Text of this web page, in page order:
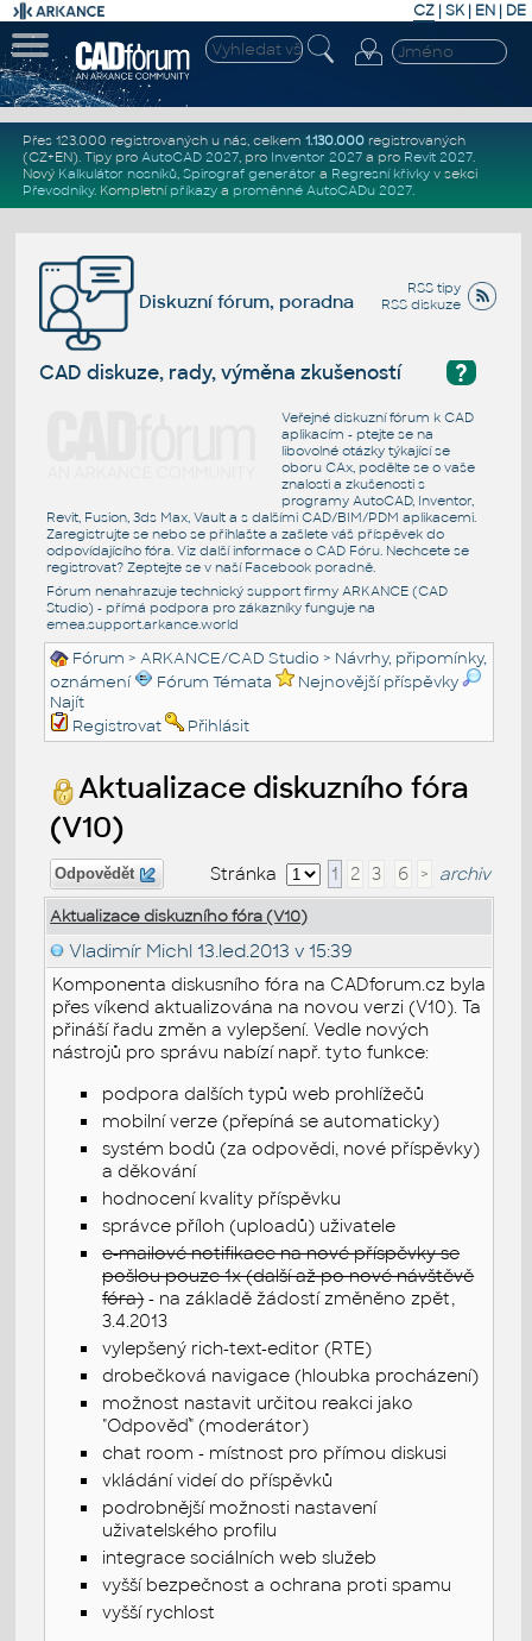
CZ | SK| EN | DE
Přes 123.000 registrovaných u nás, celkem 1.130.000registrovaných
(CZ+EN). Tipy pro AutoCAD 2027, pro Inventor 2027a pro Revit 2027.
Nový Kalkulátor nosníků, Spirograf generátor a Regresní křivkyv sekci
Převodníky. Kompletní příkazya proměnné AutoCADu 2027.
RSS tipy
RSS diskuze
Diskuzní fórum, poradna
?
CAD diskuze, rady, výměna zkušeností
Veřejné diskuzní fórum k CAD
aplikacím - ptejte se na
libovolné otázky týkající se
oboru CAx, podělte se o vaše
znalosti a zkušenosti s
programy AutoCAD, Inventor,
Revit, Fusion, 3ds Max, Vault a s dalšími CAD/BIM/PDM aplikacemi.
Zaregistrujte se nebo se přihlašte a zašlete váš příspěvek do
odpovídajícího fóra. Viz další informace o CAD Fóru. Nechcete se
registrovat? Zeptejte se v naší Facebook poradně.
Fórum nenahrazuje technický support firmy ARKANCE (CAD
Studio) - přímá podpora pro zákazníky funguje na
emea.support.arkance.world
Fórum >ARKANCE/CAD Studio > Návrhy, připomínky,
oznámení
Fórum Témata
Nejnovější příspěvky
Najít
Registrovat
Přihlásit
Aktualizace diskuzního fóra
(V10)
Odpovědět Stránka 1 2 3 6 > archiv
Aktualizace diskuzního fóra (V10)
Vladimír Michl 13.led.2013 v 15:39
Komponenta diskusního fóra na CADforum.cz byla
přes víkend aktualizována na novou verzi (V10). Ta
přináší řadu změn a vylepšení. Vedle nových
nástrojů pro správu nabízí např. tyto funkce:
podpora dalších typů web prohlížečů
mobilní verze (přepíná se automaticky)
systém bodů (za odpovědi, nové příspěvky)
a děkování
hodnocení kvality příspěvku
správce příloh (uploadů) uživatele
e-mailové notifikace na nové příspěvky se
pošlou pouze 1x (další až po nové návštěvě
fóra)- na základě žádostí změněno zpět,
3.4.2013
vylepšený rich-text-editor (RTE)
drobečková navigace (hloubka procházení)
možnost nastavit určitou reakci jako
"Odpověď" (moderátor)
chat room - místnost pro přímou diskusi
vkládání videí do příspěvků
podrobnější možnosti nastavení
uživatelského profilu
integrace sociálních web služeb
vyšší bezpečnost a ochrana proti spamu
vyšší rychlost